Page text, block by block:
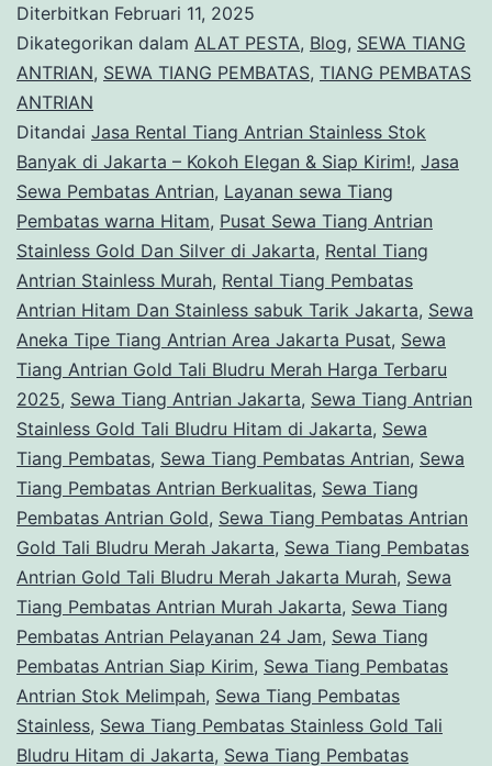
&
Siap
Diterbitkan Februari 11, 2025
Dikategorikan dalam ALAT PESTA, Blog, SEWA TIANG
ANTRIAN, SEWA TIANG PEMBATAS, TIANG PEMBATAS
ANTRIAN
Ditandai Jasa Rental Tiang Antrian Stainless Stok
Banyak di Jakarta – Kokoh Elegan & Siap Kirim!, Jasa
Sewa Pembatas Antrian, Layanan sewa Tiang
Pembatas warna Hitam, Pusat Sewa Tiang Antrian
Stainless Gold Dan Silver di Jakarta, Rental Tiang
Antrian Stainless Murah, Rental Tiang Pembatas
Antrian Hitam Dan Stainless sabuk Tarik Jakarta, Sewa
Aneka Tipe Tiang Antrian Area Jakarta Pusat, Sewa
Tiang Antrian Gold Tali Bludru Merah Harga Terbaru
2025, Sewa Tiang Antrian Jakarta, Sewa Tiang Antrian
Stainless Gold Tali Bludru Hitam di Jakarta, Sewa
Tiang Pembatas, Sewa Tiang Pembatas Antrian, Sewa
Tiang Pembatas Antrian Berkualitas, Sewa Tiang
Pembatas Antrian Gold, Sewa Tiang Pembatas Antrian
Gold Tali Bludru Merah Jakarta, Sewa Tiang Pembatas
Antrian Gold Tali Bludru Merah Jakarta Murah, Sewa
Tiang Pembatas Antrian Murah Jakarta, Sewa Tiang
Pembatas Antrian Pelayanan 24 Jam, Sewa Tiang
Pembatas Antrian Siap Kirim, Sewa Tiang Pembatas
Antrian Stok Melimpah, Sewa Tiang Pembatas
Stainless, Sewa Tiang Pembatas Stainless Gold Tali
Bludru Hitam di Jakarta, Sewa Tiang Pembatas